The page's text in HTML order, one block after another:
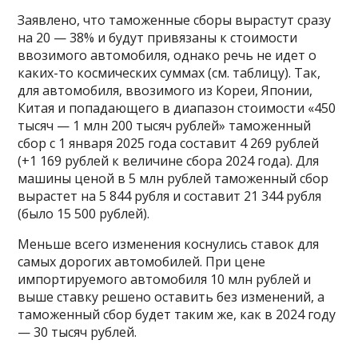
Заявлено, что таможенные сборы вырастут сразу
на 20 — 38% и будут привязаны к стоимости
ввозимого автомобиля, однако речь не идет о
каких-то космических суммах (см. таблицу). Так,
для автомобиля, ввозимого из Кореи, Японии,
Китая и попадающего в диапазон стоимости «450
тысяч — 1 млн 200 тысяч рублей» таможенный
сбор с 1 января 2025 года составит 4 269 рублей
(+1 169 рублей к величине сбора 2024 года). Для
машины ценой в 5 млн рублей таможенный сбор
вырастет на 5 844 рубля и составит 21 344 рубля
(было 15 500 рублей).
Меньше всего изменения коснулись ставок для
самых дорогих автомобилей. При цене
импортируемого автомобиля 10 млн рублей и
выше ставку решено оставить без изменений, а
таможенный сбор будет таким же, как в 2024 году
— 30 тысяч рублей.